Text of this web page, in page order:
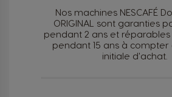
Nos machines NESCAFÉ
ORIGINAL sont garanties
pendant 2 ans et réparables
pendant 15 ans à
initiale d'achat.